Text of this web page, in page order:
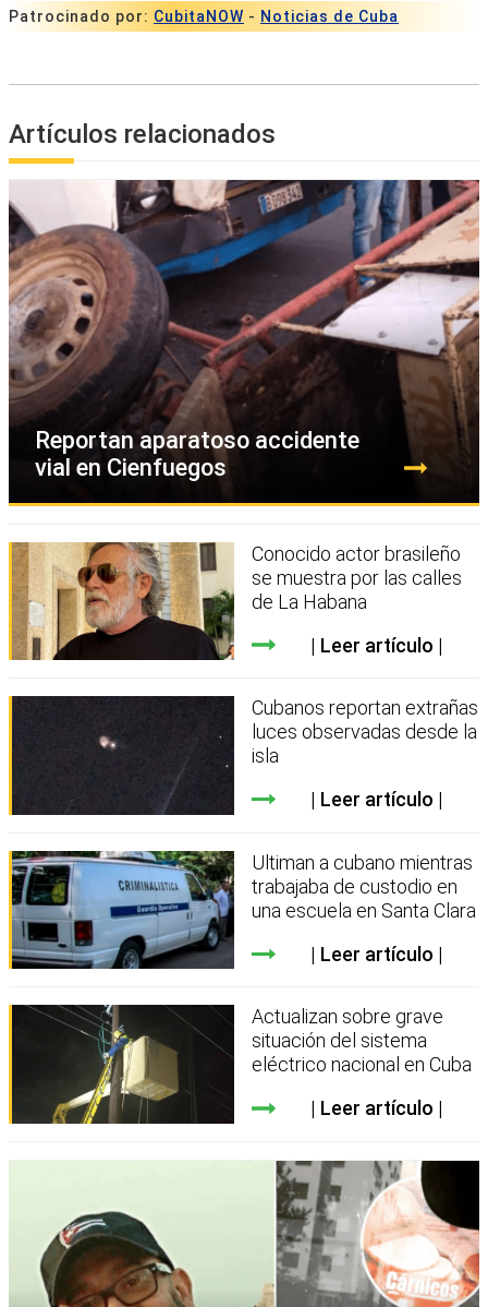
Patrocinado por: CubitaNOW - Noticias de Cuba
Artículos relacionados
Reportan aparatoso accidente
vial en Cienfuegos
Conocido actor brasileño
se muestra por las calles
de La Habana
Leer artículo
Cubanos reportan extrañas
luces observadas desde la
isla
Leer artículo
Ultiman a cubano mientras
trabajaba de custodio en
una escuela en Santa Clara
Leer artículo
Actualizan sobre grave
situación del sistema
eléctrico nacional en Cuba
Leer artículo